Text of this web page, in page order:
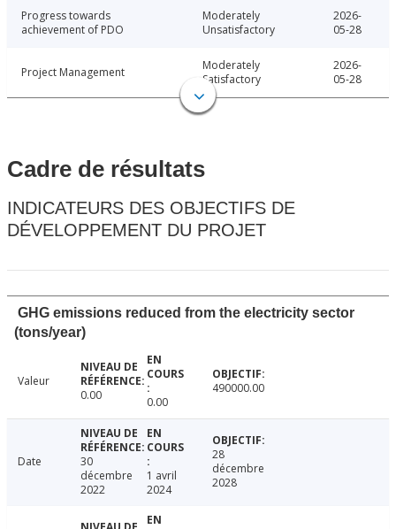
Progress towards
achievement of PDO
Moderately
Unsatisfactory
2026-
05-28
Project Management
Moderately
Satisfactory
2026-
05-28
Cadre de résultats
INDICATEURS DES OBJECTIFS DE
DÉVELOPPEMENT DU PROJET
GHG emissions reduced from the electricity sector
(tons/year)
Valeur
0.00
0.00
490000.00
Date
30
décembre
2022
1 avril
2024
28
décembre
2028